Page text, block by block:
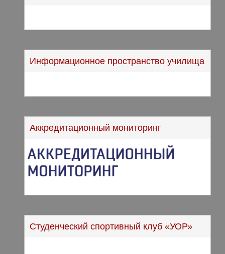
Информационное пространство училища
Аккредитационный мониторинг
Студенческий спортивный клуб «УОР»